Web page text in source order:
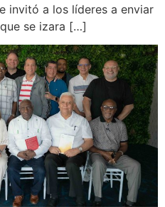
invitó a los líderes a enviar
se izara […]